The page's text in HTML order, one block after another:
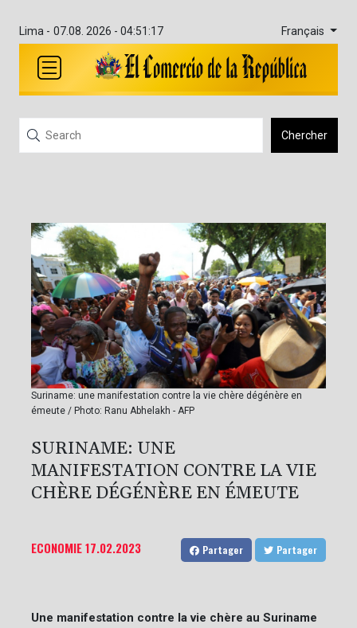
Lima - 07.08. 2026 - 04:51:17 Français
Chercher
Suriname: une manifestation contre la vie chère dégénère en
émeute / Photo: Ranu Abhelakh - AFP
SURINAME: UNE
MANIFESTATION CONTRE LA VIE
CHÈRE DÉGÉNÈRE EN ÉMEUTE
ECONOMIE17.02.2023 Partager Partager
Une manifestation contre la vie chère au Suriname